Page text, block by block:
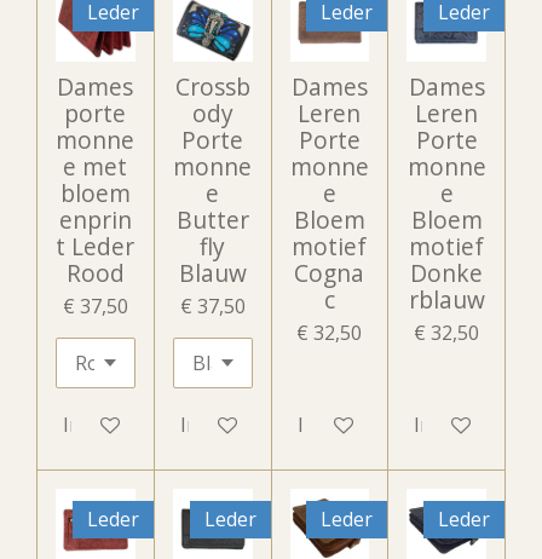
Leder
Dames
porte
monne
e met
bloem
enprin
t Leder
Rood
€ 37,50
In winkelwagen
Crossb
ody
Porte
monne
e
Butter
fly
Blauw
€ 37,50
In winkelwagen
Leder
Dames
Leren
Porte
monne
e
Bloem
motief
Cogna
c
€ 32,50
In winkelwagen
Leder
Dames
Leren
Porte
monne
e
Bloem
motief
Donke
rblauw
€ 32,50
In
Leder Leder Leder Leder